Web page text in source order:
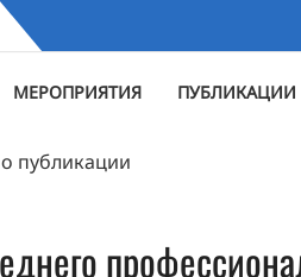
МЕРОПРИЯТИЯ ПУБЛИКАЦИИ
публикации